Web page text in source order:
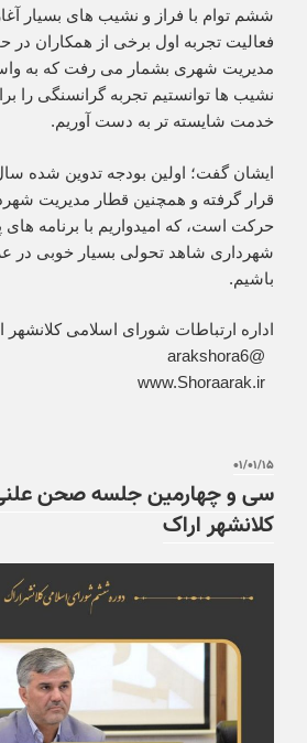
ششم توام با فراز و نشیب های بسیار
فعالیت تجربه اول برخی از همکاران
مدیریت شهری بشمار می رفت که به
نشیب ها توانستیم تجربه گرانسنگی را
خدمت شایسته تر به دست آوریم.
قرار گرفته و همچنین قطار مدیریت
حرکت است، که امیدواریم با برنامه
شهرداری شاهد تحولی بسیار خوبی در
باشیم.
اداره ارتباطات شورای اسلامی کلانشهر
‏ @arakshora6
۰۱/۰۱/۱۵
سی و چهارمین جلسه صحن
کلانشهر اراک